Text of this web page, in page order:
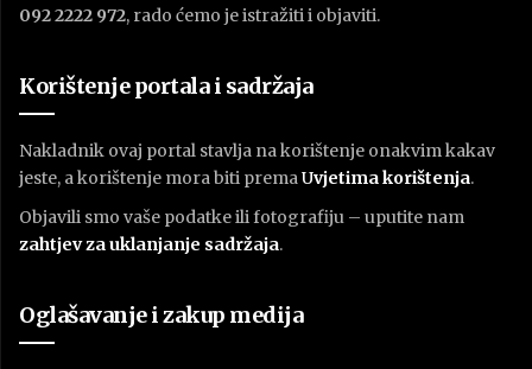
092 2222 972, rado ćemo je istražiti i objaviti.
Korištenje portala i sadržaja
Nakladnik ovaj portal stavlja na korištenje onakvim kakav
jeste, a korištenje mora biti premaUvjetima korištenja.
Objavili smo vaše podatke ili fotografiju – uputite nam
zahtjev za uklanjanje sadržaja.
Oglašavanje i zakup medija